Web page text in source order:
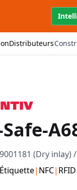
Distributeurs
9001181 (Dry inlay)
Étiquette| NFC|